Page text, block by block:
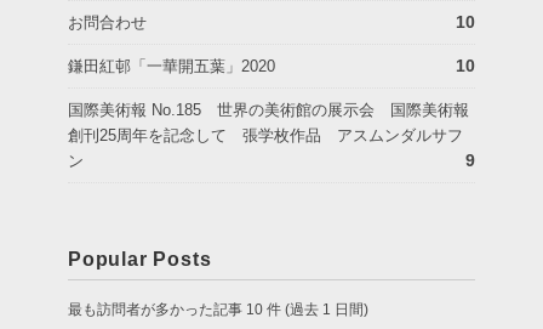
お問合わせ 10
鎌田紅邨「一華開五葉」2020 10
国際美術報 No.185 世界の美術館の展示会 国際美術報
創刊25周年を記念して 張学枚作品 アスムンダルサフ
ン
9
Popular Posts
最も訪問者が多かった記事 10 件 (過去 1 日間)